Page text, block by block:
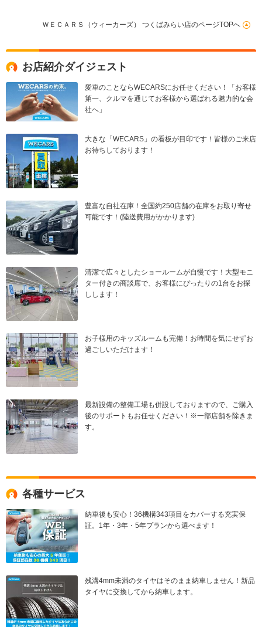
ＷＥＣＡＲＳ（ウィーカーズ） つくばみらい店のページTOPへ
お店紹介ダイジェスト
愛車のことならWECARSにお任せください！「お客様
第一、クルマを通じてお客様から選ばれる魅力的な会
社へ」
大きな「WECARS」の看板が目印です！皆様のご来店
お待ちしております！
豊富な自社在庫！全国約250店舗の在庫をお取り寄せ
可能です！(陸送費用がかかります)
清潔で広々としたショールームが自慢です！大型モニ
ター付きの商談席で、お客様にぴったりの1台をお探
しします！
お子様用のキッズルームも完備！お時間を気にせずお
過ごしいただけます！
最新設備の整備工場も併設しておりますので、ご購入
後のサポートもお任せください！※一部店舗を除きま
す。
各種サービス
納車後も安心！36機構343項目をカバーする充実保
証。1年・3年・5年プランから選べます！
残溝4mm未満のタイヤはそのまま納車しません！新品
タイヤに交換してから納車します。